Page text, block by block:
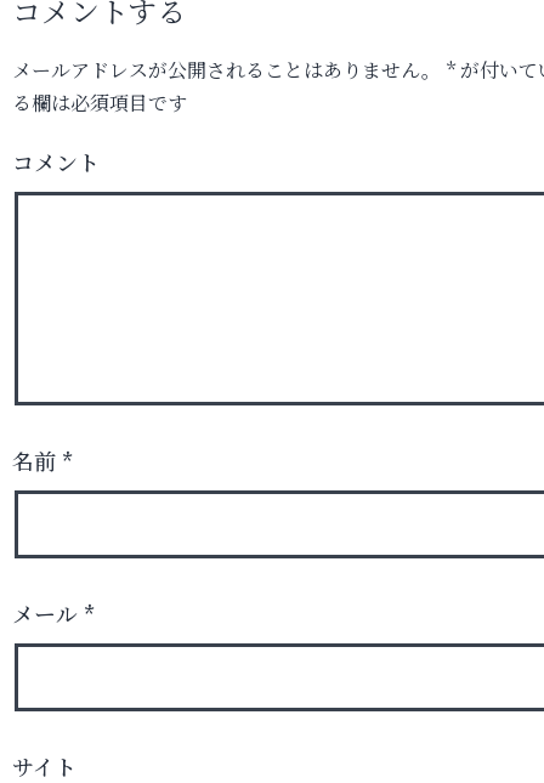
コメントする
メールアドレスが公開されることはありません。 *が付いて
る欄は必須項目です
コメント
名前 *
メール *
サイト